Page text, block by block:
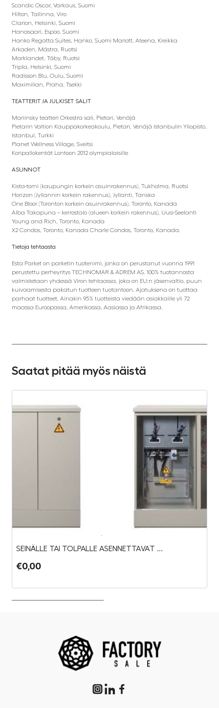
Scandic Oscar, Varkaus, Suomi
Hilton, Tallinna, Viro
Clarion, Helsinki, Suomi
Hanasaari, Espoo, Suomi
Hanko Regatta Suites, Hanko, Suomi Mariott, Ateena, Kreikka
Arkaden, Mästra, Ruotsi
Marklandet, Täby, Ruotsi
Tripla, Helsinki, Suomi
Radisson Blu, Oulu, Suomi
Maximilian, Praha, Tsekki
TEATTERIT JA JULKISET SALIT
Mariinsky teatteri Orkestra sali, Pietari, Venäjä
Pietarin Valtion Kauppakorkeakoulu, Pietari, Venäjä Istanbulin Yliopisto,
Istanbul, Turkki
Planet Wellness Village, Sveitsi
Koripallokentät Lontoon 2012 olympialaisille
ASUNNOT
Kista-torni (kaupungin korkein asuinrakennus), Tukholma, Ruotsi
Horizon (Jyllannin korkein rakennus), Jyllanti, Tanska
One Bloor (Toronton korkein asuinrakennus), Toronto, Kanada
Alba Takapuna – kerrostalo (alueen korkein rakennus), Uusi-Seelanti
Young and Rich, Toronto, Kanada
X2 Condos, Toronto, Kanada Charle Condos, Toronto, Kanada.
Tietoja tehtaasta
Esta Parket on parketin tuotenimi, jonka on perustanut vuonna 1991
perustettu perheyritys TECHNOMAR & ADREM AS. 100% tuotannosta
valmistetaan yhdessä Viron tehtaassa, joka on EU:n jäsenvaltio, puun
kuivaamisesta pakatun tuotteen tuotantoon. Ajatuksena on tuottaa
parhaat tuotteet. Ainakin 95% tuotteista viedään asiakkaille yli 72
maassa Euroopassa, Amerikassa, Aasiassa ja Afrikassa.
Saatat pitää myös näistä
SEINÄLLE TAI TOLPALLE ASENNETTAVAT ...
€0,00